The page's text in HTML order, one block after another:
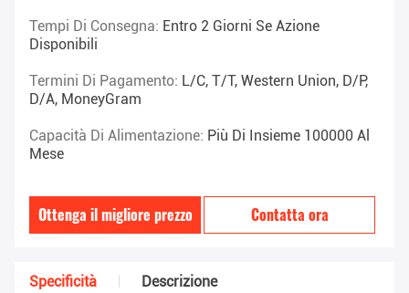
Tempi Di Consegna: Entro 2 Giorni Se Azione
Disponibili
Termini Di Pagamento: L/C, T/T, Western Union, D/P,
D/A, MoneyGram
Capacità Di Alimentazione: Più Di Insieme 100000 Al
Mese
Ottenga il migliore prezzo Contatta ora
Specificità Descrizione